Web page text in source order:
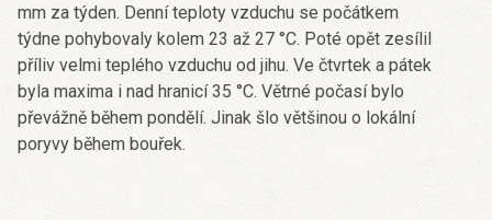
mm za týden. Denní teploty vzduchu se počátkem
týdne pohybovaly kolem 23 až 27 °C. Poté opět zesílil
příliv velmi teplého vzduchu od jihu. Ve čtvrtek a pátek
byla maxima i nad hranicí 35 °C. Větrné počasí bylo
převážně během pondělí. Jinak šlo většinou o lokální
poryvy během bouřek.